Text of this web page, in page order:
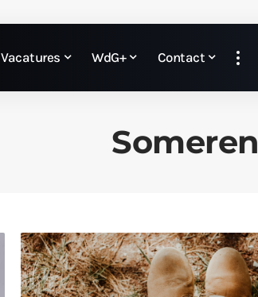
Vacatures WdG+ Contact
Someren